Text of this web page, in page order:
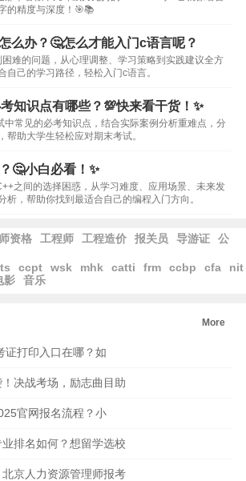
的精度与深度！🎯📚
么办？🤔怎么才能入门c语言呢？
难的问题，从心理调整、学习策略到实践建议全方
自己的学习路径，轻松入门c语言。
知识点有哪些？💯快来看干货！✨
中常见的必考知识点，结合实际案例分析重难点，分
帮助大学生轻松应对期末考试。
🤔小白必看！✨
之间的选择困惑，从学习难度、应用场景、未来发
析，帮助你找到最适合自己的编程入门方向。
资格 工程师 工程造价 报关员 导游证
公
ccpt wsk mhk catti frm ccbp cfa
nit
影 音乐
More
证打印入口在哪？如
决战考场，励志曲目助
官网报名流程？小
排名如何？想留学选校
京人力资源管理师报考